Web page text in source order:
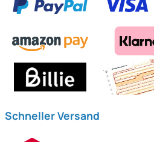
Schneller Versand